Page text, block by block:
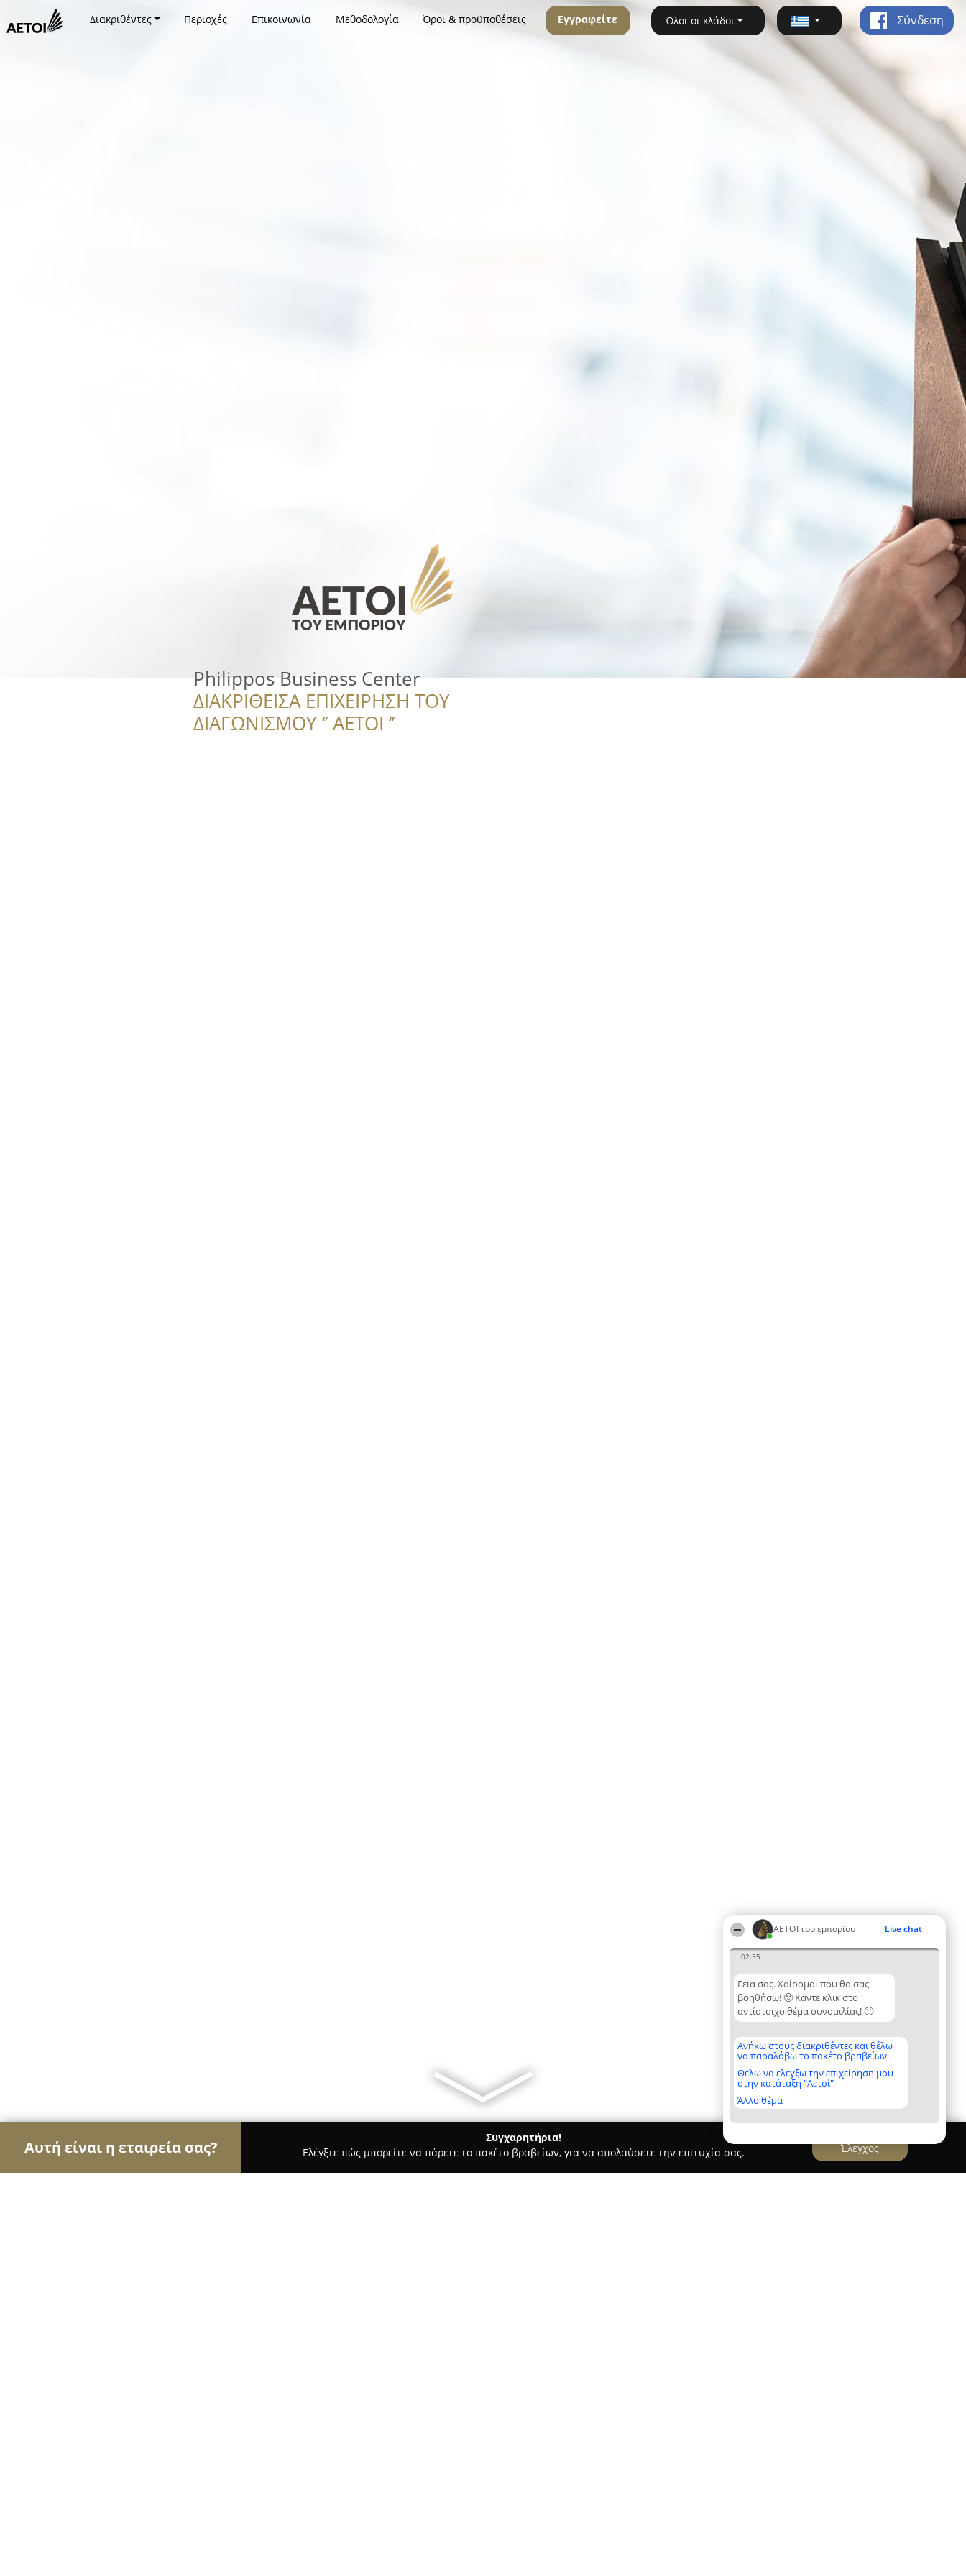
ΑΕΤΟΊ του εμπορίου Live chat
02:35
Γεια σας. Χαίρομαι που θα σας
βοηθήσω! 🙂 Κάντε κλικ στο
αντίστοιχο θέμα συνομιλίας! 🙂
Ανήκω στους διακριθέντες και θέλω
να παραλάβω το πακέτο βραβείων
Θέλω να ελέγξω την επιχείρηση μου
στην κατάταξη "Αετοί"
Άλλο θέμα
Διακριθέντες Περιοχές Επικοινωνία Μεθοδολογία Όροι & προϋποθέσεις Εγγραφείτε Όλοι οι κλάδοι Σύνδεση
Philippos Business Center
ΔΙΑΚΡΙΘΕΙΣΑ ΕΠΙΧΕΙΡΗΣΗ ΤΟΥ
ΔΙΑΓΩΝΙΣΜΟΥ ‘’ ΑΕΤΟΙ ‘’
Αυτή είναι η εταιρεία σας?
Συγχαρητήρια!
Ελέγξτε πώς μπορείτε να πάρετε το πακέτο βραβείων, για να απολαύσετε την επιτυχία σας.
Έλεγχος